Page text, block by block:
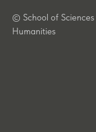
© School of Sciences
Humanities